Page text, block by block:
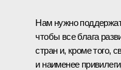
Нам нужно
чтобы все блага
стран и, кроме того,
и наименее